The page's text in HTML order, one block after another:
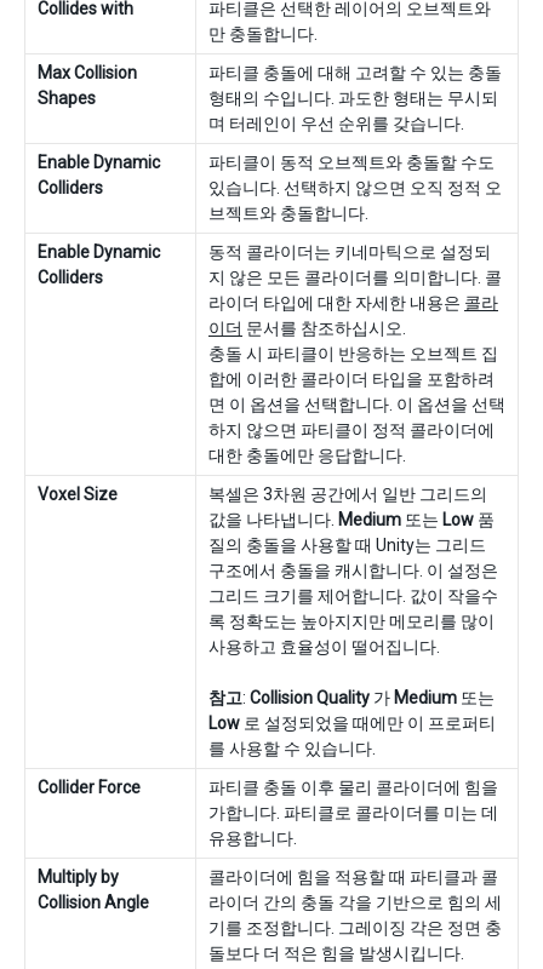
Collides with
파티클은 선택한 레이어의 오브젝트와
만 충돌합니다.
Max Collision
Shapes
파티클 충돌에 대해 고려할 수 있는 충돌
형태의 수입니다. 과도한 형태는 무시되
며 터레인이 우선 순위를 갖습니다.
Enable Dynamic
Colliders
파티클이 동적 오브젝트와 충돌할 수도
있습니다. 선택하지 않으면 오직 정적 오
브젝트와 충돌합니다.
Enable Dynamic
Colliders
동적 콜라이더는 키네마틱으로 설정되
지 않은 모든 콜라이더를 의미합니다. 콜
라이더 타입에 대한 자세한 내용은 콜라
이더 문서를 참조하십시오.
충돌 시 파티클이 반응하는 오브젝트 집
합에 이러한 콜라이더 타입을 포함하려
면 이 옵션을 선택합니다. 이 옵션을 선택
하지 않으면 파티클이 정적 콜라이더에
대한 충돌에만 응답합니다.
Voxel Size
복셀은 3차원 공간에서 일반 그리드의
값을 나타냅니다. Medium 또는 Low 품
질의 충돌을 사용할 때 Unity는 그리드
구조에서 충돌을 캐시합니다. 이 설정은
그리드 크기를 제어합니다. 값이 작을수
록 정확도는 높아지지만 메모리를 많이
사용하고 효율성이 떨어집니다.
참고: Collision Quality 가 Medium 또는
Low 로 설정되었을 때에만 이 프로퍼티
를 사용할 수 있습니다.
Collider Force
파티클 충돌 이후 물리 콜라이더에 힘을
가합니다. 파티클로 콜라이더를 미는 데
유용합니다.
Multiply by
Collision Angle
콜라이더에 힘을 적용할 때 파티클과 콜
라이더 간의 충돌 각을 기반으로 힘의 세
기를 조정합니다. 그레이징 각은 정면 충
돌보다 더 적은 힘을 발생시킵니다.